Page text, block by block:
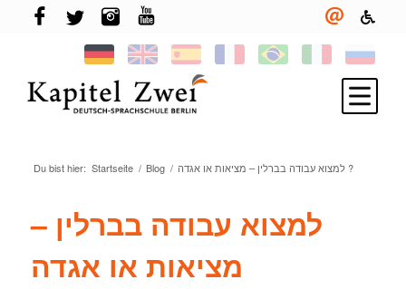
Melde Dich an
Deutsch lernen
TELC & TestDaF
Leben in Berlin
Du bist hier: Startseite / Blog / למצוא עבודה בברלין – מציאות או אגדה ?
למצוא עבודה בברלין –
מציאות או אגדה